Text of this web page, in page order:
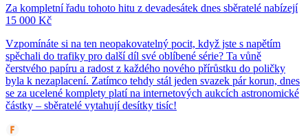
Za kompletní řadu tohoto hitu z devadesátek dnes sběratelé nabízejí
15 000 Kč
Vzpomínáte si na ten neopakovatelný pocit, když jste s napětím
spěchali do trafiky pro další díl své oblíbené série? Ta vůně
čerstvého papíru a radost z každého nového přírůstku do poličky
byla k nezaplacení. Zatímco tehdy stál jeden svazek pár korun, dnes
se za ucelené komplety platí na internetových aukcích astronomické
částky – sběratelé vytahují desítky tisíc!